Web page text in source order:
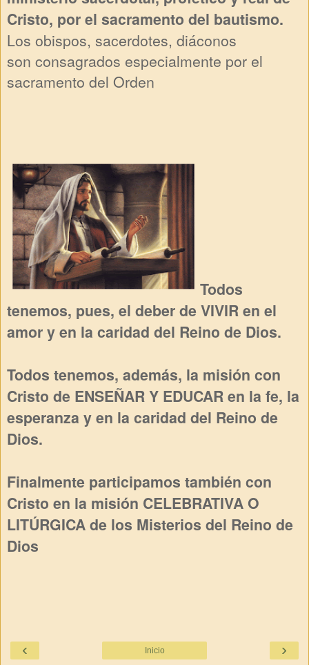
Cristo, por el sacramento del bautismo.
Los obispos, sacerdotes, diáconos
son consagrados especialmente por el
sacramento del Orden
Todos
tenemos, pues, el deber de VIVIR en el
amor y en la caridad del Reino de Dios.
Todos tenemos, además, la misión con
Cristo de ENSEÑAR Y EDUCAR en la fe, la
esperanza y en la caridad del Reino de
Dios.
Finalmente participamos también con
Cristo en la misión CELEBRATIVA O
LITÚRGICA de los Misterios del Reino de
Dios
‹ ›
Inicio